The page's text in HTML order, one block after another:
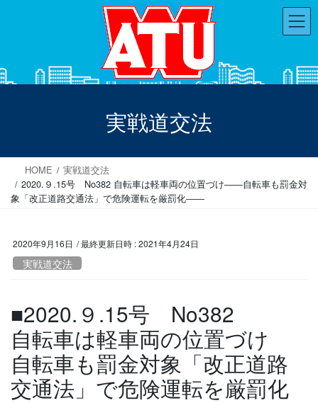
ツ
シ
実戦道交法
HOME
実戦道交法
2020.９.15号 No382 自転車は軽車両の位置づけ――自転車も罰金対
象「改正道路交通法」で危険運転を厳罰化――
2020年9月16日 / 最終更新日時 :2021年4月24日
実戦道交法
■2020.９.15号 No382
自転車は軽車両の位置づけ
自転車も罰金対象「改正道路
交通法」で危険運転を厳罰化